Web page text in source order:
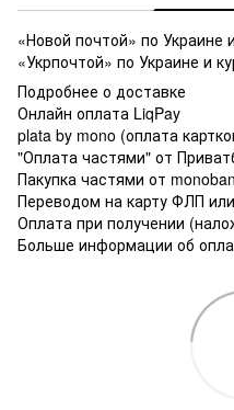
«Новой почтой» по Украине
«Укрпочтой» по Украине и
Подробнее о доставке
Онлайн оплата LiqPay
plata by mono (оплата
"Оплата частями" от
Пакупка частями от
Переводом на карту ФЛП
Оплата при получении
Больше информации об